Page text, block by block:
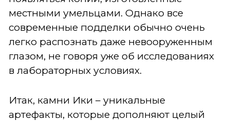
местными умельцами. Однако все
современные подделки обычно очень
легко распознать даже невооруженным
глазом, не говоря уже об исследованиях
в лабораторных условиях.
Итак, камни Ики – уникальные
артефакты, которые дополняют целый